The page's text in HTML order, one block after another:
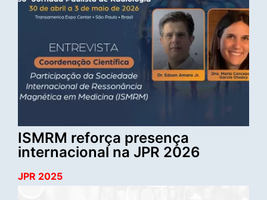
ISMRM reforça presença
internacional na JPR 2026
JPR 2025